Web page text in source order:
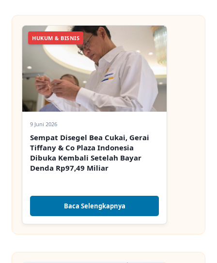
HUKUM & BISNIS
9 Juni 2026
Sempat Disegel Bea Cukai, Gerai
Tiffany & Co Plaza Indonesia
Dibuka Kembali Setelah Bayar
Denda Rp97,49 Miliar
Baca Selengkapnya